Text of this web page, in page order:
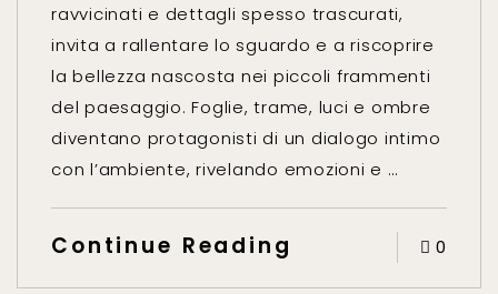
ravvicinati e dettagli spesso trascurati,
invita a rallentare lo sguardo e a riscoprire
la bellezza nascosta nei piccoli frammenti
del paesaggio. Foglie, trame, luci e ombre
diventano protagonisti di un dialogo intimo
con l’ambiente, rivelando emozioni e …
Continue Reading 0